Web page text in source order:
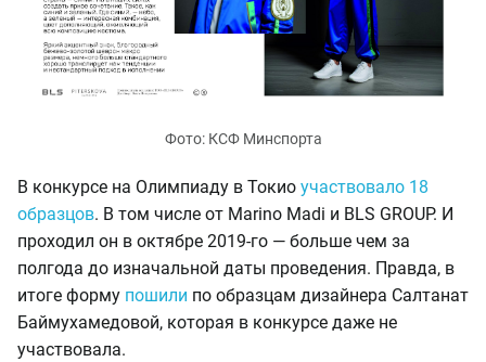
Фото: КСФ Минспорта
В конкурсе на Олимпиаду в Токио участвовало 18
образцов. В том числе от Marino Madi и BLS GROUP. И
проходил он в октябре 2019-го — больше чем за
полгода до изначальной даты проведения. Правда, в
итоге форму пошили по образцам дизайнера Салтанат
Баймухамедовой, которая в конкурсе даже не
участвовала.